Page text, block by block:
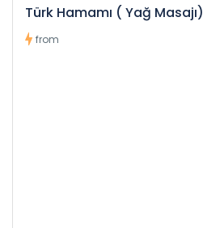
Türk Hamamı ( Yağ Masajı)
from